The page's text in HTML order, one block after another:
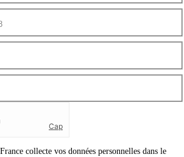
collecte vos données personnelles dans le